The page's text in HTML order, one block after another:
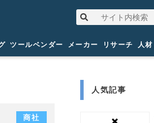
ツールベンダー メーカー リサーチ 人材
商社
人気記事